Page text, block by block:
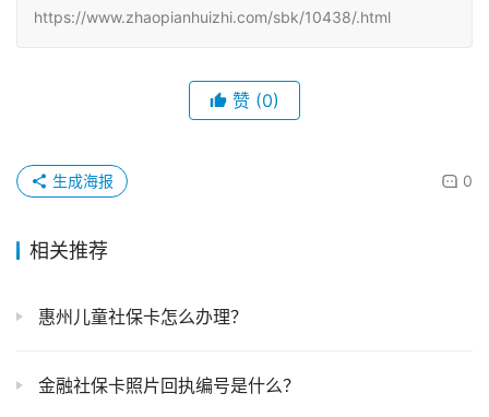
https://www.zhaopianhuizhi.com/sbk/10438/.html
赞 (0)
0
生成海报
相关推荐
惠州儿童社保卡怎么办理？
金融社保卡照片回执编号是什么？